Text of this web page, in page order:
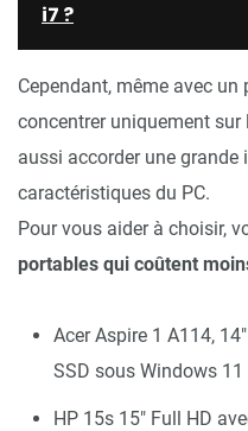
i7 ?
Cependant, même avec
concentrer uniquement
aussi accorder une
caractéristiques du PC.
Pour vous aider à choisir,
portables qui coûtent
Acer Aspire 1 A114,
SSD sous Windows 11
HP 15s 15″ Full HD